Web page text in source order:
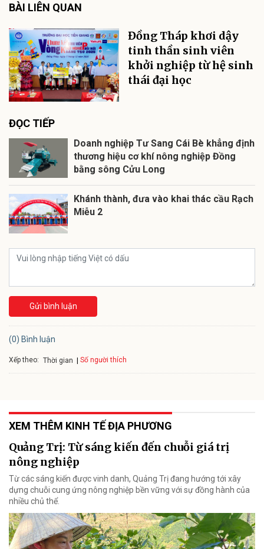
BÀI LIÊN QUAN
Đồng Tháp khơi dậy
tinh thần sinh viên
khởi nghiệp từ hệ sinh
thái đại học
ĐỌC TIẾP
Doanh nghiệp Tư Sang Cái Bè khẳng định
thương hiệu cơ khí nông nghiệp Đồng
bằng sông Cửu Long
Khánh thành, đưa vào khai thác cầu Rạch
Miễu 2
Gửi bình luận
(0) Bình luận
Xếp theo: Thời gian Số người thích
XEM THÊM KINH TẾ ĐỊA PHƯƠNG
Quảng Trị: Từ sáng kiến đến chuỗi giá trị
nông nghiệp
Từ các sáng kiến được vinh danh, Quảng Trị đang hướng tới xây
dựng chuỗi cung ứng nông nghiệp bền vững với sự đồng hành của
nhiều chủ thể.